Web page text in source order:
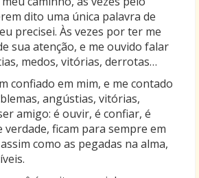
dito uma única palavra de
precisei. Às vezes por ter me
sua atenção, e me ouvido falar
medos, vitórias, derrotas…
confiado em mim, e me contado
angústias, vitórias,
amigo: é ouvir, é confiar, é
verdade, ficam para sempre em
como as pegadas na alma,